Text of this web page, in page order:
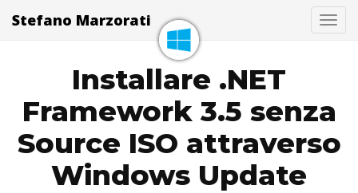
Stefano Marzorati
Installare .NET
Framework 3.5 senza
Source ISO attraverso
Windows Update